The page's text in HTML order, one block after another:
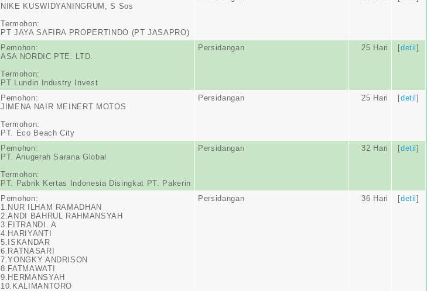
NIKE KUSWIDYANINGRUM, S Sos
Termohon:
PT JAYA SAFIRA PROPERTINDO (PT JASAPRO)
Pemohon:
ASA NORDIC PTE. LTD.
Termohon:
PT Lundin Industry Invest
Persidangan 25 Hari [detil]
Pemohon:
JIMENA NAIR MEINERT MOTOS
Termohon:
PT. Eco Beach City
Persidangan 25 Hari [detil]
Pemohon:
PT. Anugerah Sarana Global
Termohon:
PT. Pabrik Kertas Indonesia Disingkat PT. Pakerin
Persidangan 32 Hari [detil]
Pemohon:
1.NUR ILHAM RAMADHAN
2.ANDI BAHRUL RAHMANSYAH
3.FITRANDI. A
4.HARIYANTI
5.ISKANDAR
6.RATNASARI
7.YONGKY ANDRISON
8.FATMAWATI
9.HERMANSYAH
10.KALIMANTORO
Persidangan 36 Hari [detil]